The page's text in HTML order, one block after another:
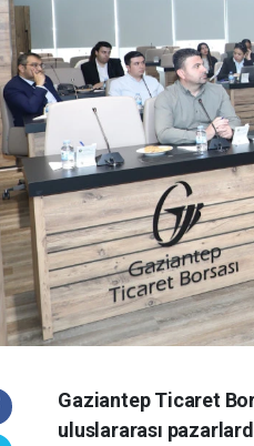
Gaziantep Ticaret
uluslararası